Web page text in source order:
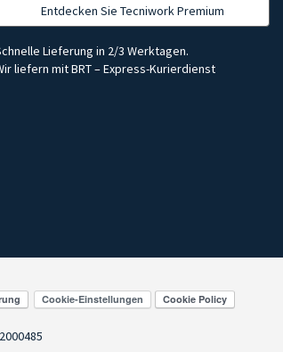
Entdecken Sie Tecniwork Premium
Lieferung in 2/3 Werktagen.
liefern mit BRT – Express-Kurierdienst
Cookie-Einstellungen